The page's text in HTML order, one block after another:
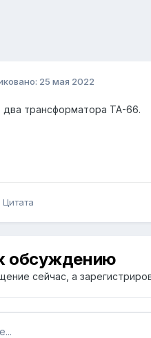
25 мая 2022
два трансформатора ТА-66.
Цитата
обсуждению
сейчас, а